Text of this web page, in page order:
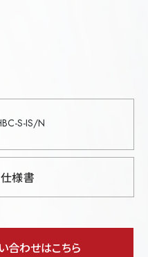
S-IS/N
様書
合わせはこちら